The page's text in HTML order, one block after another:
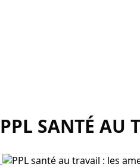
PPL SANTÉ AU